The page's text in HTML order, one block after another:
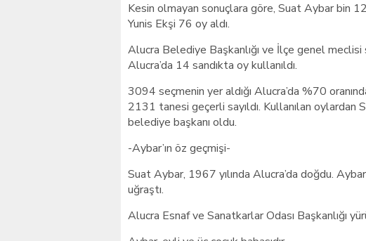
Kesin olmayan sonuçlara göre, Suat Aybar bin
Yunis Ekşi 76 oy aldı.
Alucra Belediye Başkanlığı ve İlçe genel
Alucra’da 14 sandıkta oy kullanıldı.
3094 seçmenin yer aldığı Alucra’da %70
2131 tanesi geçerli sayıldı. Kullanılan oylardan
belediye başkanı oldu.
-Aybar’ın öz geçmişi-
Suat Aybar, 1967 yılında Alucra’da doğdu.
uğraştı.
Alucra Esnaf ve Sanatkarlar Odası Başkanlığı